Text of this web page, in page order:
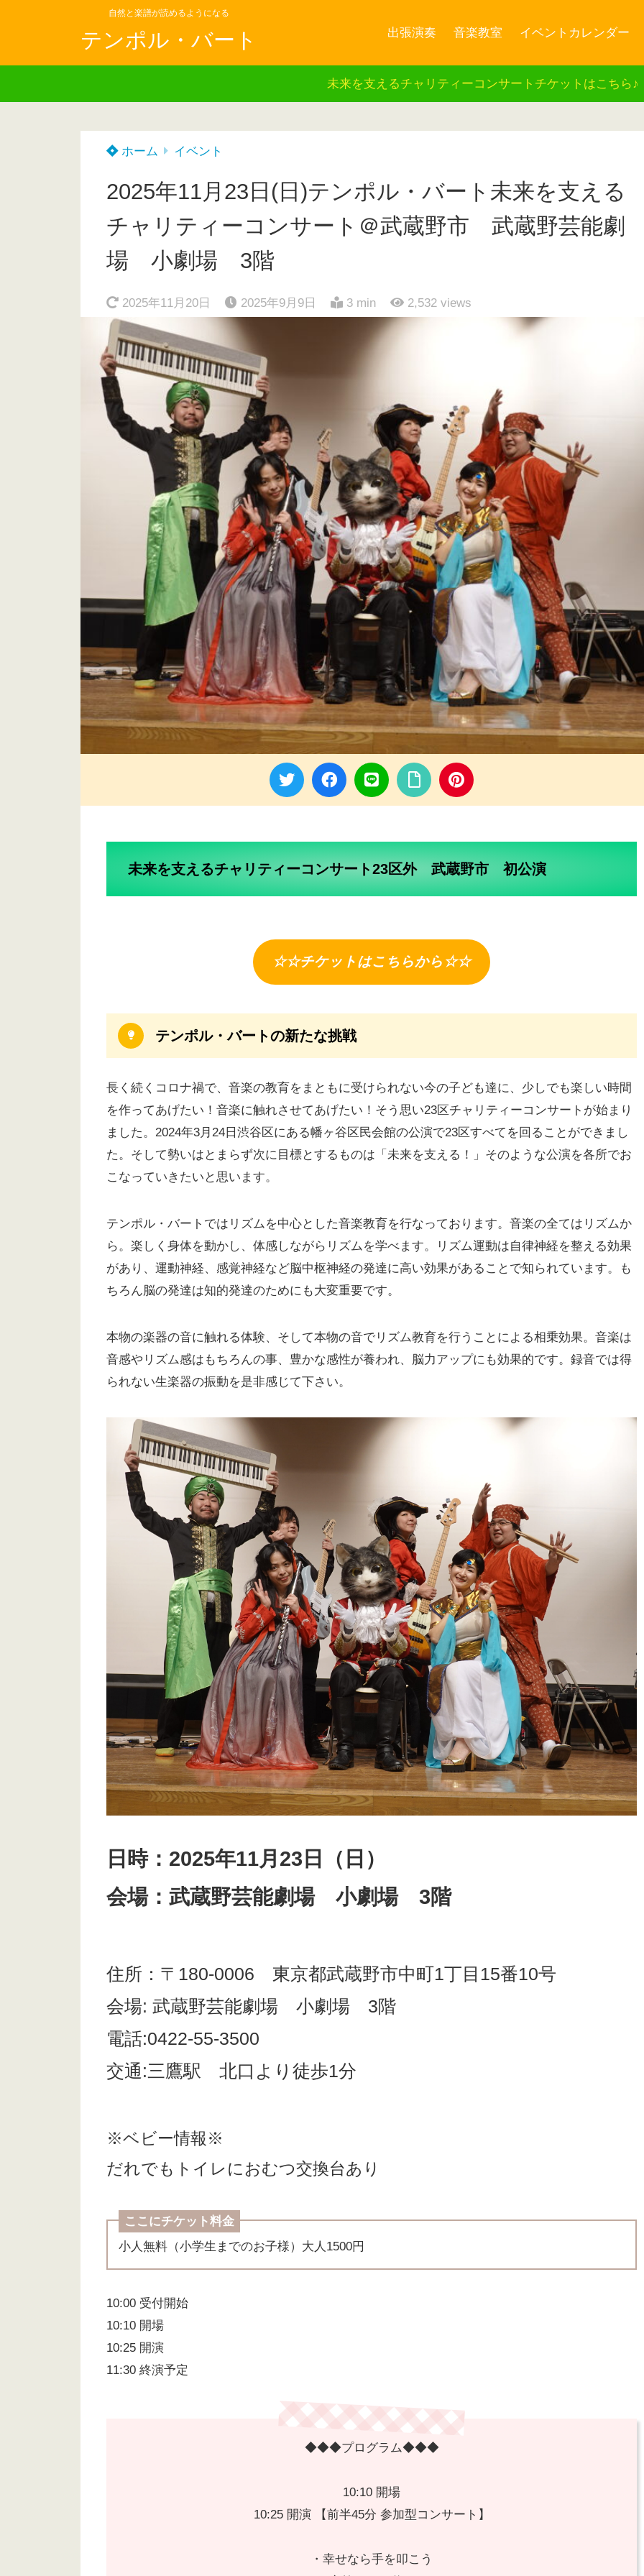
自然と楽譜が読めるようになる
テンポル・バート 出張演奏 音楽教室 イベントカレンダー
未来を支えるチャリティーコンサートチケットはこちら♪
ホーム イベント
2025年11月23日(日)テンポル・バート未来を支える
チャリティーコンサート＠武蔵野市 武蔵野芸能劇
場 小劇場 3階
2025年11月20日 2025年9月9日 3 min 2,532 views
未来を支えるチャリティーコンサート23区外 武蔵野市 初公演
☆☆チケットはこちらから☆☆
テンポル・バートの新たな挑戦
長く続くコロナ禍で、音楽の教育をまともに受けられない今の子ども達に、少しでも楽しい時間
を作ってあげたい！音楽に触れさせてあげたい！そう思い23区チャリティーコンサートが始まり
ました。2024年3月24日渋谷区にある幡ヶ谷区民会館の公演で23区すべてを回ることができまし
た。そして勢いはとまらず次に目標とするものは「未来を支える！」そのような公演を各所でお
こなっていきたいと思います。
テンポル・バートではリズムを中心とした音楽教育を行なっております。音楽の全てはリズムか
ら。楽しく身体を動かし、体感しながらリズムを学べます。リズム運動は自律神経を整える効果
があり、運動神経、感覚神経など脳中枢神経の発達に高い効果があることで知られています。も
ちろん脳の発達は知的発達のためにも大変重要です。
本物の楽器の音に触れる体験、そして本物の音でリズム教育を行うことによる相乗効果。音楽は
音感やリズム感はもちろんの事、豊かな感性が養われ、脳力アップにも効果的です。録音では得
られない生楽器の振動を是非感じて下さい。
日時：2025年11月23日（日）
会場：武蔵野芸能劇場 小劇場 3階
住所：〒180-0006 東京都武蔵野市中町1丁目15番10号
会場: 武蔵野芸能劇場 小劇場 3階
電話:0422-55-3500
交通:三鷹駅 北口より徒歩1分
※ベビー情報※
だれでもトイレにおむつ交換台あり
ここにチケット料金
小人無料（小学生までのお子様）大人1500円
10:00 受付開始
10:10 開場
10:25 開演
11:30 終演予定
◆◆◆プログラム◆◆◆
10:10 開場
10:25 開演 【前半45分 参加型コンサート】
・幸せなら手を叩こう